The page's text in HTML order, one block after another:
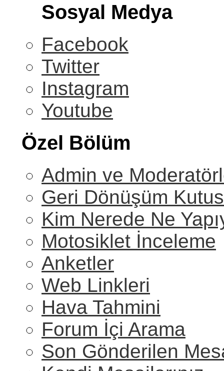
Sosyal Medya
Facebook
Twitter
Instagram
Youtube
Özel Bölüm
Admin ve
Geri Dönüşüm
Kim Nerede Ne
Motosiklet İnceleme
Anketler
Web Linkleri
Hava Tahmini
Forum İçi Arama
Son Gönderilen